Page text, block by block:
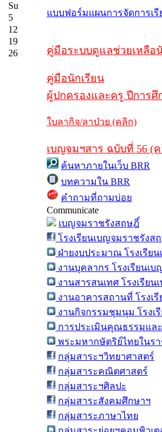
Su
5
12
19
26
แบบฟอร์มแผนการจัดการเ
คู่มือระบบดูแลช่วยเหลือ
คู่มือนักเรียน
ผู้ปกครองและครู ปีการศึ
ใบลากิจ/ลาป่วย (คลิก)
เบญจมฯสาร ฉบับที่ 56 (
ค้นหาภายในเว็บ BRR
บทความใน BRR
คำถามที่ถามบ่อย
Communicate
เบญจมราชรังสฤษฎิ์
โรงเรียนเบญจมราชรังส
ฝ่ายงบประมาณ โรงเรีย
งานบุคลากร โรงเรียนเ
งานสารสนเทศ โรงเรีย
งานอาคารสถานที่ โรงเ
งานกิจกรรมชุมนุม โรงเ
การประเมินคุณธรรมแล
พระมหากษัตริย์ไทยในร
กลุ่มสาระฯวิทยาศาสตร์
กลุ่มสาระคณิตศาสตร์
กลุ่มสาระฯศิลปะ
กลุ่มสาระสังคมศึกษาฯ
กลุ่มสาระภาษาไทย